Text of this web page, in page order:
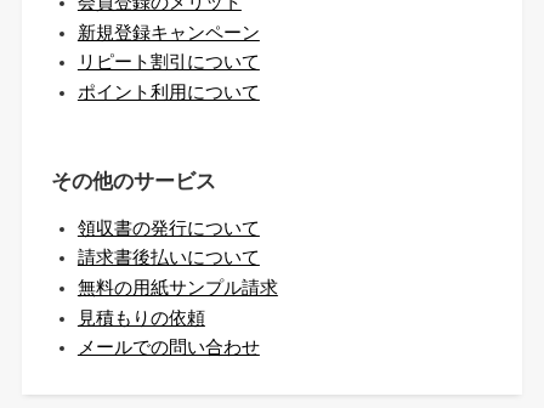
新規登録キャンペーン
リピート割引について
ポイント利用について
その他のサービス
領収書の発行について
請求書後払いについて
無料の用紙サンプル請求
見積もりの依頼
メールでの問い合わせ